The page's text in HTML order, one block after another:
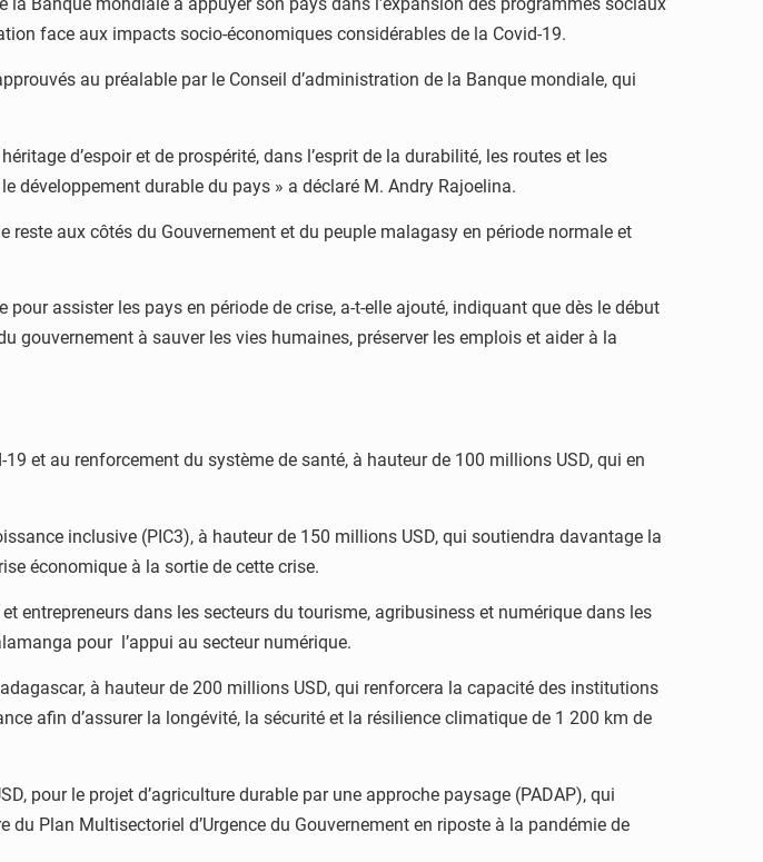
face aux impacts socio-économiques considérables de la Covid-19.
au préalable par le Conseil d’administration de la Banque mondiale, qui
d’espoir et de prospérité, dans l’esprit de la durabilité, les routes et les
développement durable du pays » a déclaré M. Andry Rajoelina.
aux côtés du Gouvernement et du peuple malagasy en période normale et
assister les pays en période de crise, a-t-elle ajouté, indiquant que dès le début
à sauver les vies humaines, préserver les emplois et aider à la
et au renforcement du système de santé, à hauteur de 100 millions USD, qui en
inclusive (PIC3), à hauteur de 150 millions USD, qui soutiendra davantage la
économique à la sortie de cette crise.
entrepreneurs dans les secteurs du tourisme, agribusiness et numérique dans les
pour l’appui au secteur numérique.
à hauteur de 200 millions USD, qui renforcera la capacité des institutions
afin d’assurer la longévité, la sécurité et la résilience climatique de 1 200 km de
pour le projet d’agriculture durable par une approche paysage (PADAP), qui
Plan Multisectoriel d’Urgence du Gouvernement en riposte à la pandémie de